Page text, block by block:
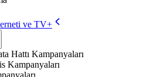
ve TV+
Hattı Kampanyaları
Kampanyaları